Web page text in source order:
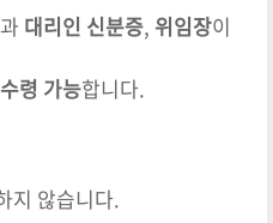
과 대리인 신분증, 위임장이
령 가능합니다.
지 않습니다.